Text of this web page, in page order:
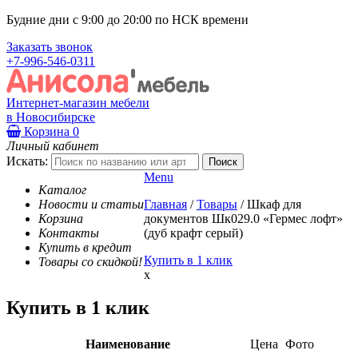
Будние дни с 9:00 до 20:00 по НСК времени
Заказать звонок
+7-996-546-0311
Интернет-магазин мебели
в Новосибирске
Корзина 0
Личный кабинет
Искать:
Каталог
Новости и статьи
Корзина
Контакты
Купить в кредит
Товары со скидкой!
Menu
Главная / Товары / Шкаф для
документов Шк029.0 «Гермес лофт»
(дуб крафт серый)
Купить в 1 клик
x
Купить в 1 клик
Наименование Цена Фото